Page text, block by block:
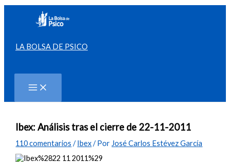
contenido
LA BOLSA DE PSICO
Ibex: Análisis tras el cierre de 22-11-2011
110 comentarios /Ibex/ Por José Carlos Estévez García